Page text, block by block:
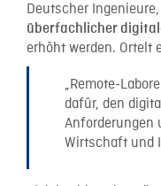
Deutscher
überfachlicher
erhöht werden. Ortelt
„Remote-
dafür, den
Anforderungen
Wirtschaft und